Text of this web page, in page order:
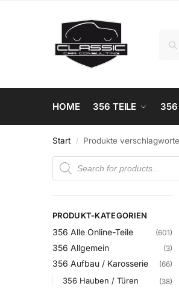
HOME 356 TEILE 356
Start / Produkte
PRODUKT-KATEGORIEN
356 Alle Online-Teile (601)
356 Allgemein (3)
356 Aufbau / Karosserie (66)
356 Hauben / Türen (38)